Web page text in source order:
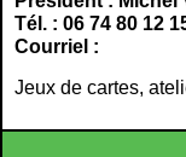
Tél. : 06 74 80 12
Courriel :
Jeux de cartes,